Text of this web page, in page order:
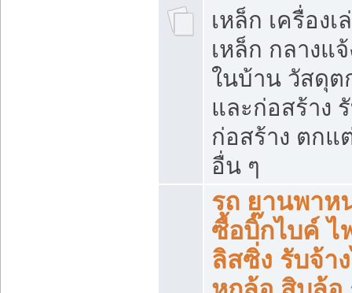
เหล็ก เครื่อง
เหล็ก กลางแ
ในบ้าน วัสดุต
และก่อสร้าง
ก่อสร้าง ตกแ
อื่น ๆ
รถ ยานพาห
ซื้อบิ๊กไบค์
ลิสซิ่ง รับจ้า